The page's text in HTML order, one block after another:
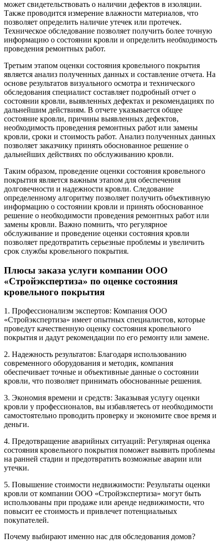
может свидетельствовать о наличии дефектов в изоляции.
Также проводится измерение влажности материалов, что
позволяет определить наличие утечек или протечек.
Техническое обследование позволяет получить более точную
информацию о состоянии кровли и определить необходимость
проведения ремонтных работ.
Третьим этапом оценки состояния кровельного покрытия
является анализ полученных данных и составление отчета. На
основе результатов визуального осмотра и технического
обследования специалист составляет подробный отчет о
состоянии кровли, выявленных дефектах и рекомендациях по
дальнейшим действиям. В отчете указывается общее
состояние кровли, причины выявленных дефектов,
необходимость проведения ремонтных работ или замены
кровли, сроки и стоимость работ. Анализ полученных данных
позволяет заказчику принять обоснованное решение о
дальнейших действиях по обслуживанию кровли.
Таким образом, проведение оценки состояния кровельного
покрытия является важным этапом для обеспечения
долговечности и надежности кровли. Следование
определенному алгоритму позволяет получить объективную
информацию о состоянии кровли и принять обоснованное
решение о необходимости проведения ремонтных работ или
замены кровли. Важно помнить, что регулярное
обслуживание и проведение оценки состояния кровли
позволяет предотвратить серьезные проблемы и увеличить
срок службы кровельного покрытия.
Плюсы заказа услуги компании ООО
«Стройэкспертиза» по оценке состояния
кровельного покрытия
1. Профессионализм экспертов: Компания ООО
«Стройэкспертиза» имеет опытных специалистов, которые
проведут качественную оценку состояния кровельного
покрытия и дадут рекомендации по его ремонту или замене.
2. Надежность результатов: Благодаря использованию
современного оборудования и методик, компания
обеспечивает точные и объективные данные о состоянии
кровли, что позволяет принимать обоснованные решения.
3. Экономия времени и средств: Заказывая услугу оценки
кровли у профессионалов, вы избавляетесь от необходимости
самостоятельно проводить проверку и экономите свое время и
деньги.
4. Предотвращение аварийных ситуаций: Регулярная оценка
состояния кровельного покрытия поможет выявить проблемы
на ранней стадии и предотвратить возможные аварии или
утечки.
5. Повышение стоимости недвижимости: Результаты оценки
кровли от компании ООО «Стройэкспертиза» могут быть
использованы при продаже или аренде недвижимости, что
повысит ее стоимость и привлечет потенциальных
покупателей.
Почему выбирают именно нас для обследования домов?